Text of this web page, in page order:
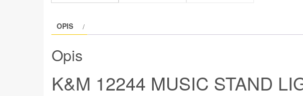
OPIS
Opis
K&M 12244 MUSIC STAND